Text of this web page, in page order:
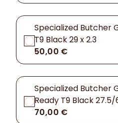
Specialized Butcher
T9 Black 29 x 2.3
50,00 €
Specialized Butcher
Ready T9 Black 27.5/
70,00 €